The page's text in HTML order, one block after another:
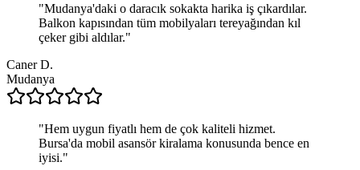
"Mudanya'daki o daracık sokakta harika iş çıkardılar.
Balkon kapısından tüm mobilyaları tereyağından kıl
çeker gibi aldılar."
Caner D.
Mudanya
"Hem uygun fiyatlı hem de çok kaliteli hizmet.
Bursa'da mobil asansör kiralama konusunda bence en
iyisi."